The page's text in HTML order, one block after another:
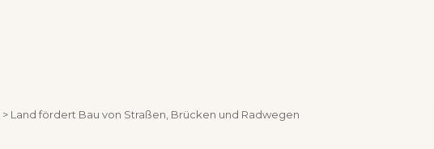
> Land fördert Bau von Straßen, Brücken und Radwegen